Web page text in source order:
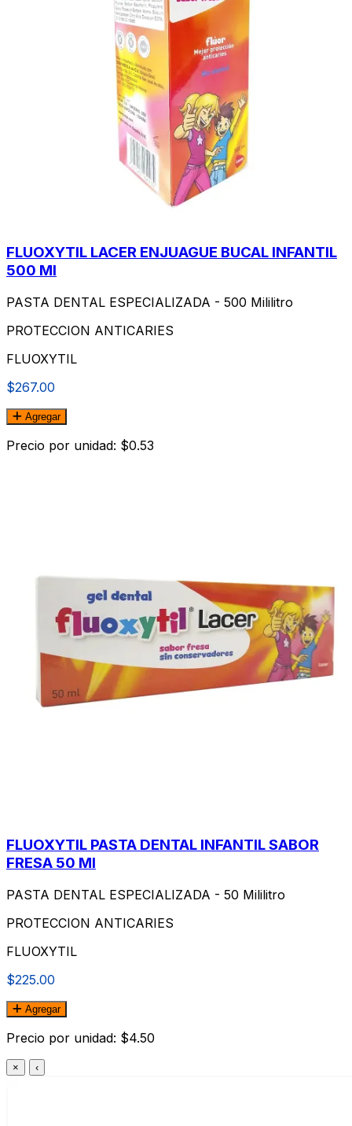
FLUOXYTIL LACER ENJUAGUE BUCAL INFANTIL
500 Ml
PASTA DENTAL ESPECIALIZADA - 500 Mililitro
PROTECCION ANTICARIES
FLUOXYTIL
$267.00
Agregar
Precio por unidad: $0.53
FLUOXYTIL PASTA DENTAL INFANTIL SABOR
FRESA 50 Ml
PASTA DENTAL ESPECIALIZADA - 50 Mililitro
PROTECCION ANTICARIES
FLUOXYTIL
$225.00
Agregar
Precio por unidad: $4.50
× ‹